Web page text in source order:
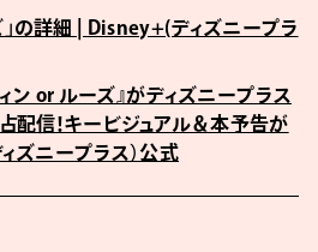
」の詳細 | Disney+(ディズニープラ
ン or ルーズ』がディズニープラス
配信！キービジュアル＆本予告が
ズニープラス）公式